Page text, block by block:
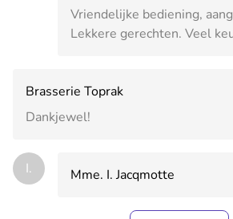
Vriendelijke bediening,
Lekkere gerechten. Veel
Brasserie Toprak
Dankjewel!
I. Mme. I. Jacqmotte